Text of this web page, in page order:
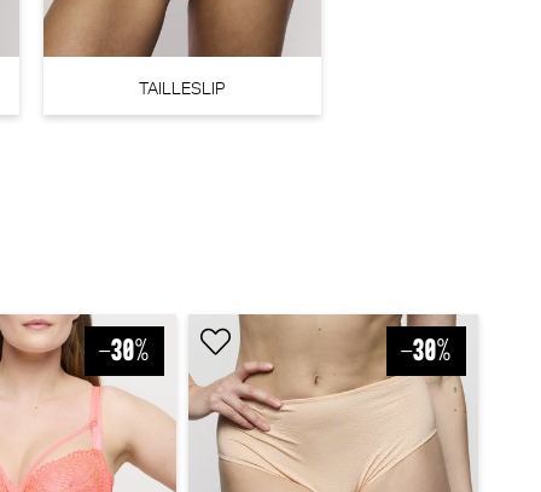
luna Beugel BH (Blogger Pink)
TAILLESLIP